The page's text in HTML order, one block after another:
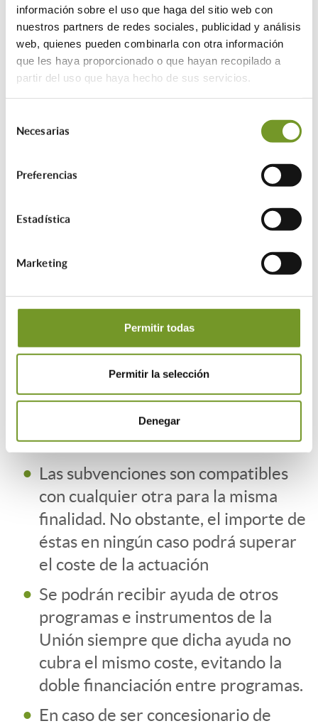
información sobre el uso que haga del sitio web con
nuestros partners de redes sociales, publicidad y análisis
web, quienes pueden combinarla con otra información
que les haya proporcionado o que hayan recopilado a
partir del uso que haya hecho de sus servicios.
Necesarias
Preferencias
Estadística
Marketing
Permitir todas
Permitir la selección
Denegar
accesibilidad.
Instalación de barras abatibles,
asideros de apoyo, regulación de
altura de sanitarios, grúas, camillas
con regulación eléctrica, adaptación
de baños, y otras instalaciones de
elementos u obras que favorezcan la
accesibilidad y autonomía interior
de la vivienda.
¿Cuál es la cuantía de las ayudas?
79% del coste de la actuación (no se
solicitud.
Hasta agotar fondos.
Concesión de ayudas en régimen de
concurrencia competitiva
Las subvenciones son compatibles
con cualquier otra para la misma
finalidad. No obstante, el importe de
éstas en ningún caso podrá superar
el coste de la actuación
Se podrán recibir ayuda de otros
programas e instrumentos de la
Unión siempre que dicha ayuda no
cubra el mismo coste, evitando la
doble financiación entre programas.
En caso de ser concesionario de